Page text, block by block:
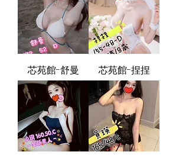
芯苑館-舒曼 芯苑館-捏捏